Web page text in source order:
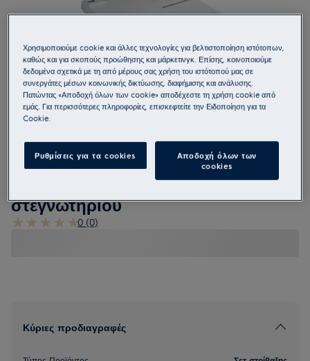
Πατήστε για μεγέθυνση
STA8
Συνδετικό σύστημα πλυνηρίου -
στεγνωτηρίου
0 (0)
Κύριες προδιαγραφές
Χρησιμοποιούμε cookie και άλλες τεχνολογίες για βελτιστοποίηση ιστότοπων,
καθώς και για σκοπούς προώθησης και μάρκετινγκ. Επίσης, κοινοποιούμε
δεδομένα σχετικά με τη από μέρους σας χρήση του ιστότοπού μας σε
συνεργάτες μέσων κοινωνικής δικτύωσης, διαφήμισης και ανάλυσης.
Πατώντας «Αποδοχή όλων των cookie» αποδέχεστε τη χρήση cookie από
εμάς. Για περισσότερες πληροφορίες, επισκεφτείτε την Ειδοποίηση για τα
Cookie.
Ρυθμίσεις για τα cookies
Αποδοχή όλων των
cookies